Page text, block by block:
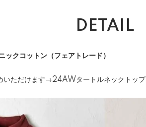
DETAIL
ックコットン（フェアトレード）
いただけます→24AWタートルネックトップ